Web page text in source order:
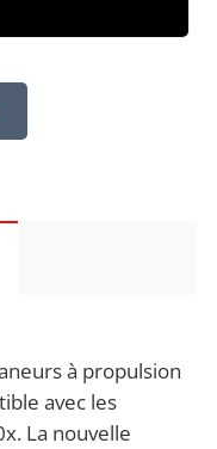
à propulsion
avec les
La nouvelle